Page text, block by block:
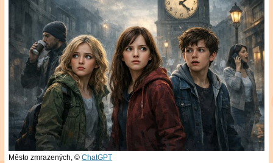
Město zmrazených,©ChatGPT